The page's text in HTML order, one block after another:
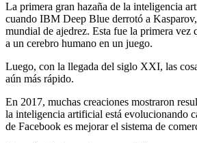
La primera gran hazaña de la inteligencia
cuando IBM Deep Blue derrotó a
mundial de ajedrez. Esta fue la primera vez
a un cerebro humano en un juego.
Luego, con la llegada del siglo XXI, las
aún más rápido.
En 2017, muchas creaciones mostraron
la inteligencia artificial está evolucionando
de Facebook es mejorar el sistema de